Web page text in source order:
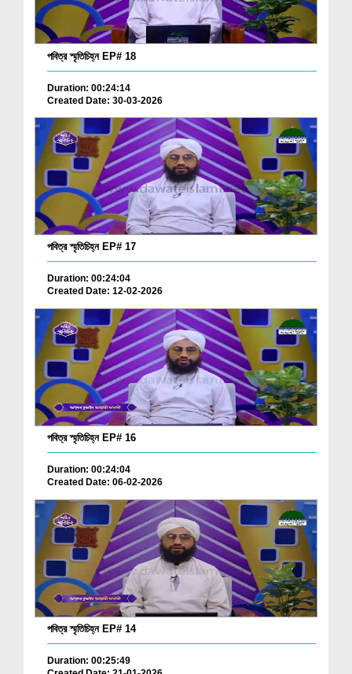
পবিত্র স্মৃতিচিহ্ন EP# 18
Duration: 00:24:14
Created Date: 30-03-2026
পবিত্র স্মৃতিচিহ্ন EP# 17
Duration: 00:24:04
Created Date: 12-02-2026
পবিত্র স্মৃতিচিহ্ন EP# 16
Duration: 00:24:04
Created Date: 06-02-2026
পবিত্র স্মৃতিচিহ্ন EP# 14
Duration: 00:25:49